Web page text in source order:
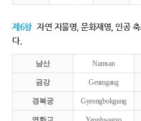
제6항 자연 지물명, 문화재명, 인공
다.
남산 Namsan
금강 Geumgang
경복궁 Gyeongbokgung